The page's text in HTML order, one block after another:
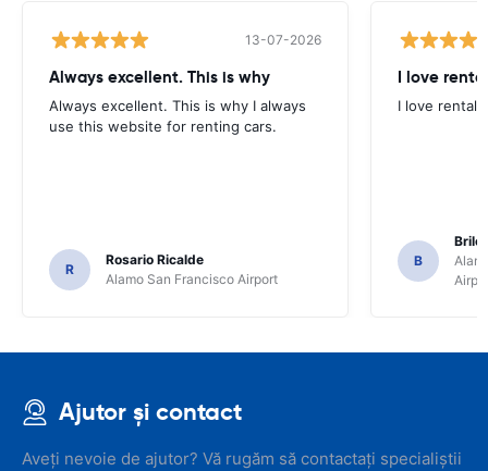
13-07-2026
Always excellent. This is why
Always excellent. This is why I always
use this website for renting cars.
R
Rosario Ricalde
Alamo San Francisco Airport
I love
I love rental
B
Ajutor și contact
Aveți nevoie de ajutor? Vă rugăm să contactați specialiștii